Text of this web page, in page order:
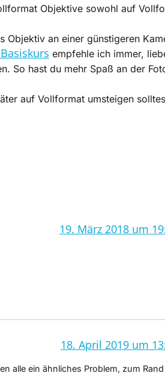
Objektive sowohl auf
Objektiv an einer günstigeren
empfehle ich immer,
So hast du mehr Spaß an der
auf Vollformat umsteigen
19. März 2018 um
18. April 2019 um
alle ein ähnliches Problem, zum